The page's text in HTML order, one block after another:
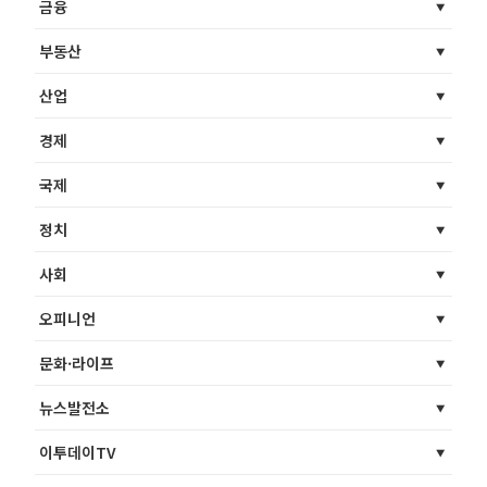
금융
부동산
산업
경제
국제
정치
사회
오피니언
문화·라이프
뉴스발전소
이투데이TV